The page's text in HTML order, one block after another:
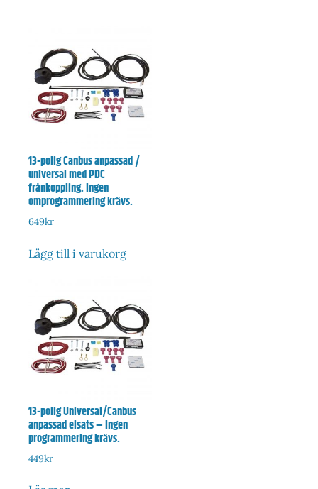
13-polig Canbus anpassad /
universal med PDC
frånkoppling. Ingen
omprogrammering krävs.
649kr
Lägg till i varukorg
13-polig Universal/Canbus
anpassad elsats – Ingen
programmering krävs.
449kr